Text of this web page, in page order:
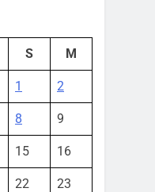
S M
1 2
8 9
15 16
22 23